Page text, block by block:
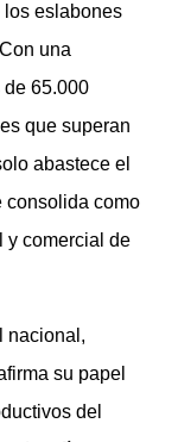
eslabones
una
65.000
que superan
abastece el
consolida como
y comercial de
nacional,
su papel
del